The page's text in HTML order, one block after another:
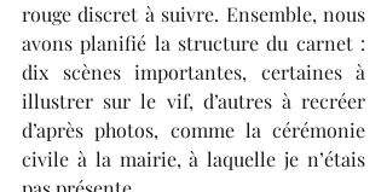
rouge discret à suivre. Ensemble, nous
avons planifié la structure du carnet :
dix scènes importantes, certaines à
illustrer sur le vif, d’autres à recréer
d’après photos, comme la cérémonie
civile à la mairie, à laquelle je n’étais